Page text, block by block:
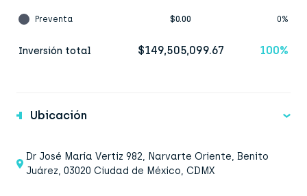
Preventa $0.00 0%
Inversión total $149,505,099.67 100%
Ubicación
Dr José María Vertiz 982, Narvarte Oriente, Benito
Juárez, 03020 Ciudad de México, CDMX